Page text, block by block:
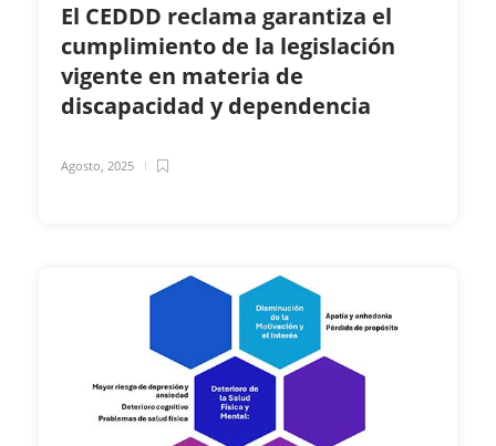
El CEDDD reclama garantiza el
cumplimiento de la legislación
vigente en materia de
discapacidad y dependencia
Agosto, 2025